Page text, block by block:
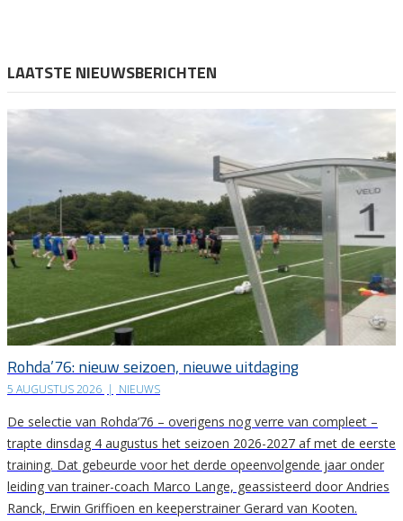
LAATSTE NIEUWSBERICHTEN
Rohda’76: nieuw seizoen, nieuwe uitdaging
5 AUGUSTUS 2026 | NIEUWS
De selectie van Rohda’76 – overigens nog verre van compleet –
trapte dinsdag 4 augustus het seizoen 2026-2027 af met de eerste
training. Dat gebeurde voor het derde opeenvolgende jaar onder
leiding van trainer-coach Marco Lange, geassisteerd door Andries
Ranck, Erwin Griffioen en keeperstrainer Gerard van Kooten.